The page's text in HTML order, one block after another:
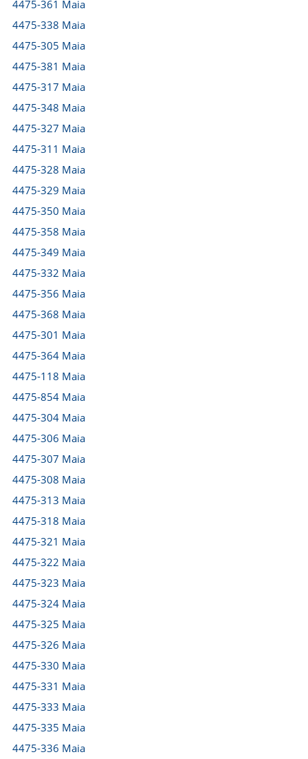
4475-361 Maia
4475-338 Maia
4475-305 Maia
4475-381 Maia
4475-317 Maia
4475-348 Maia
4475-327 Maia
4475-311 Maia
4475-328 Maia
4475-329 Maia
4475-350 Maia
4475-358 Maia
4475-349 Maia
4475-332 Maia
4475-356 Maia
4475-368 Maia
4475-301 Maia
4475-364 Maia
4475-118 Maia
4475-854 Maia
4475-304 Maia
4475-306 Maia
4475-307 Maia
4475-308 Maia
4475-313 Maia
4475-318 Maia
4475-321 Maia
4475-322 Maia
4475-323 Maia
4475-324 Maia
4475-325 Maia
4475-326 Maia
4475-330 Maia
4475-331 Maia
4475-333 Maia
4475-335 Maia
4475-336 Maia